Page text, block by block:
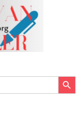
Search Button